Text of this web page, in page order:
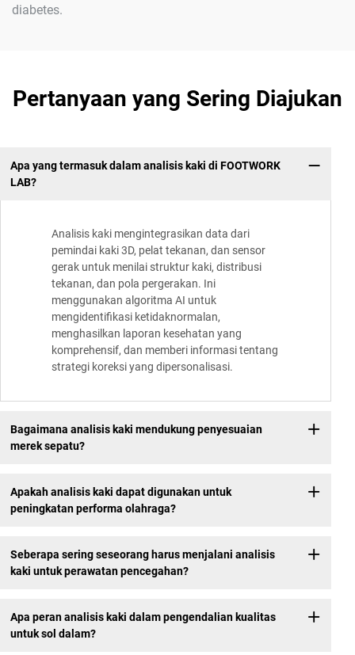
diabetes.
Pertanyaan yang Sering Diajukan
Apa yang termasuk dalam analisis kaki di FOOTWORK
LAB?
Analisis kaki mengintegrasikan data dari
pemindai kaki 3D, pelat tekanan, dan sensor
gerak untuk menilai struktur kaki, distribusi
tekanan, dan pola pergerakan. Ini
menggunakan algoritma AI untuk
mengidentifikasi ketidaknormalan,
menghasilkan laporan kesehatan yang
komprehensif, dan memberi informasi tentang
strategi koreksi yang dipersonalisasi.
Bagaimana analisis kaki mendukung penyesuaian
merek sepatu?
Apakah analisis kaki dapat digunakan untuk
peningkatan performa olahraga?
Seberapa sering seseorang harus menjalani analisis
kaki untuk perawatan pencegahan?
Apa peran analisis kaki dalam pengendalian kualitas
untuk sol dalam?